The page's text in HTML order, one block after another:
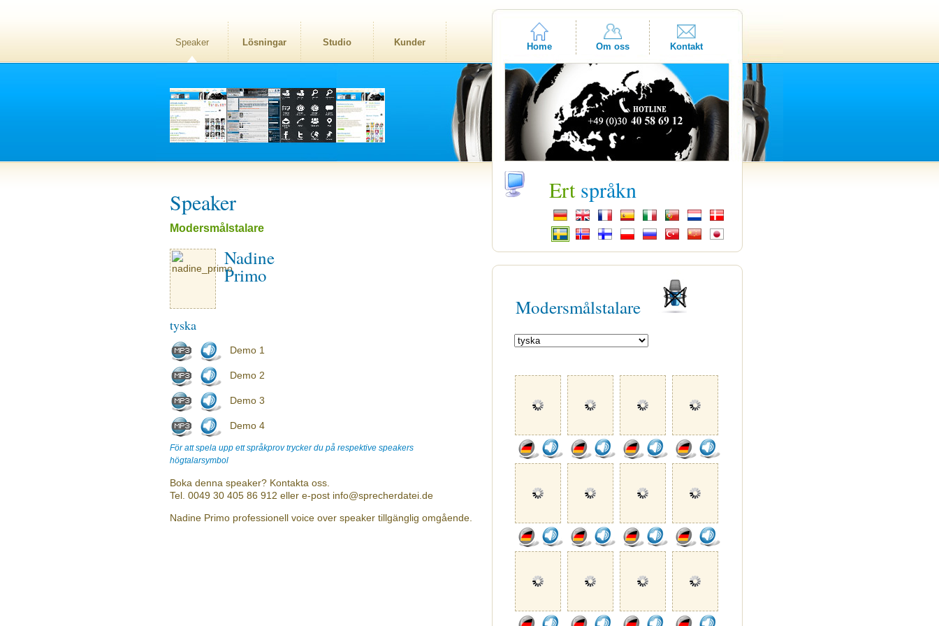
Speaker Lösningar Studio Kunder Home Om oss Kontakt
Speaker
Modersmålstalare
Nadine
Primo
tyska
Demo 1
Demo 2
Demo 3
Demo 4
För att spela upp ett språkprov trycker du på respektive speakers
högtalarsymbol
Boka denna speaker? Kontakta oss.
Tel. 0049 30 405 86 912 eller e-post info@sprecherdatei.de
Nadine Primo professionell voice over speaker tillgänglig omgående.
Ert språkn
Modersmålstalare